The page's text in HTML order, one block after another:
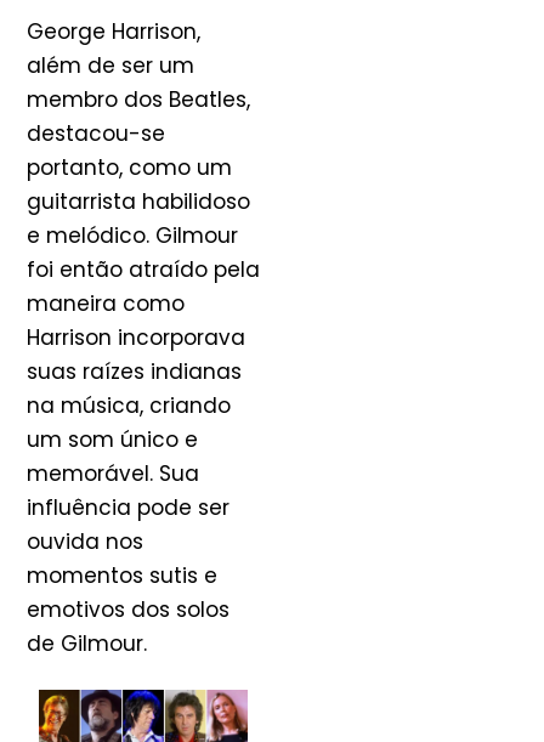
George Harrison,
além de ser um
membro dos Beatles,
destacou-se
portanto, como um
guitarrista habilidoso
e melódico. Gilmour
foi então atraído pela
maneira como
Harrison incorporava
suas raízes indianas
na música, criando
um som único e
memorável. Sua
influência pode ser
ouvida nos
momentos sutis e
emotivos dos solos
de Gilmour.